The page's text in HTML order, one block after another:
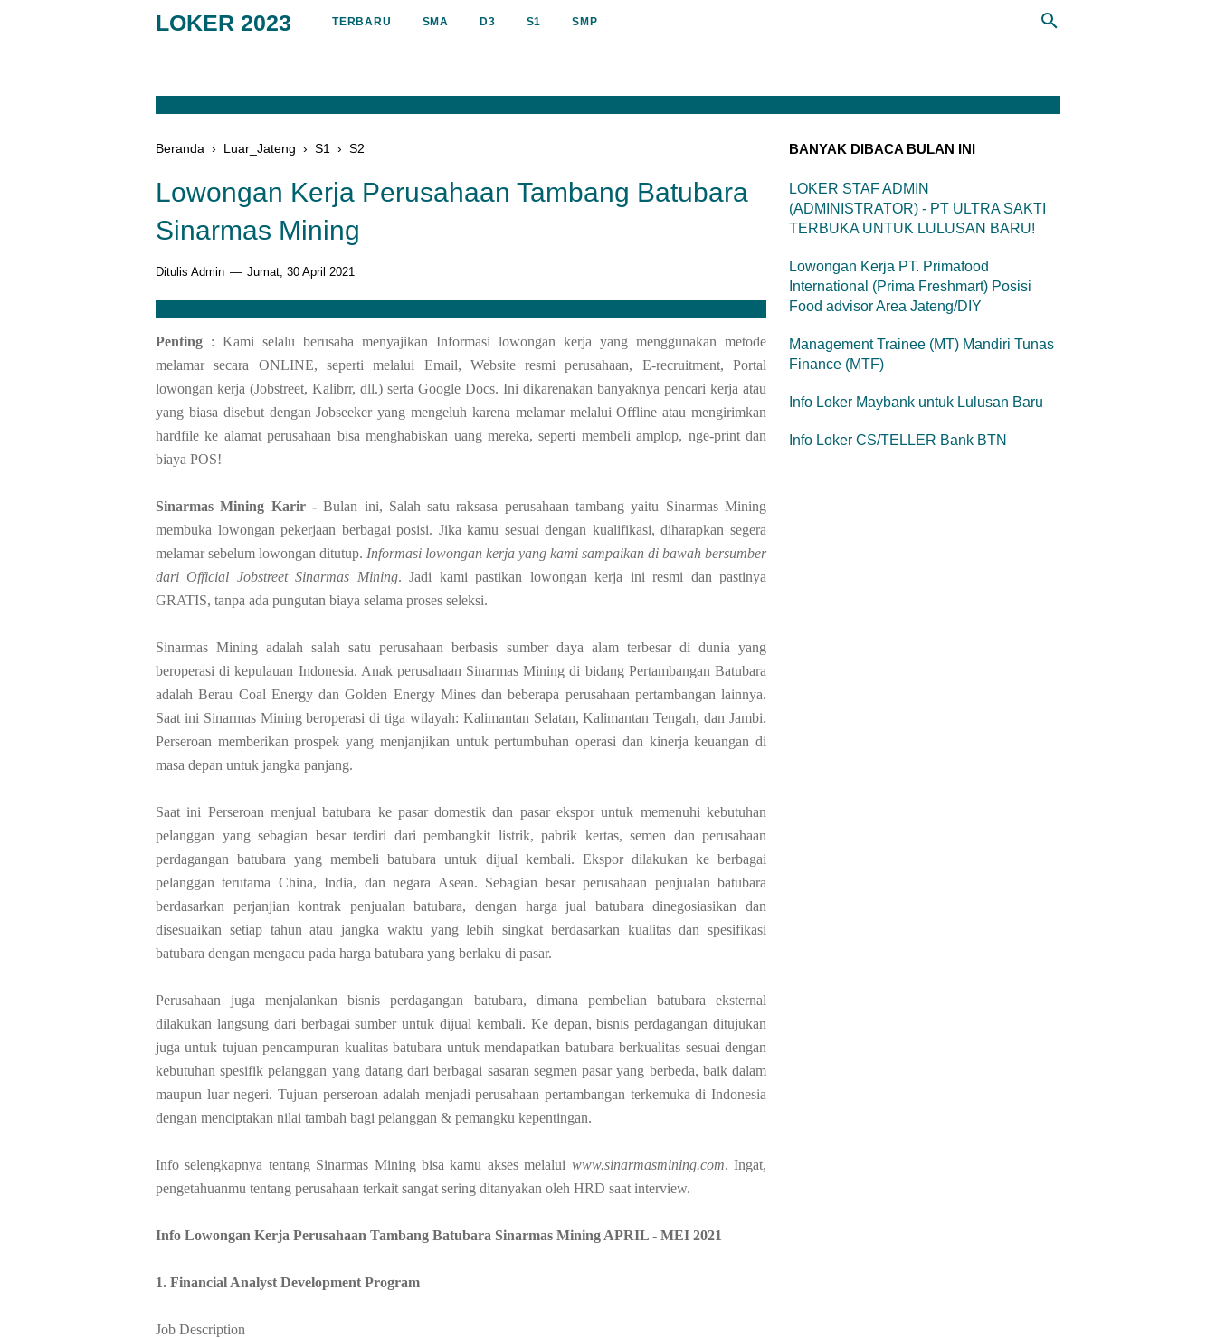
LOKER 2023 TERBARU SMA D3 S1 SMP
Beranda › Luar_Jateng › S1 › S2
Lowongan Kerja Perusahaan Tambang Batubara
Sinarmas Mining
Ditulis Admin Jumat, 30 April 2021
Penting : Kami selalu berusaha menyajikan Informasi lowongan kerja yang menggunakan metode
melamar secara ONLINE, seperti melalui Email, Website resmi perusahaan, E-recruitment, Portal
lowongan kerja (Jobstreet, Kalibrr, dll.) serta Google Docs. Ini dikarenakan banyaknya pencari kerja atau
yang biasa disebut dengan Jobseeker yang mengeluh karena melamar melalui Offline atau mengirimkan
hardfile ke alamat perusahaan bisa menghabiskan uang mereka, seperti membeli amplop, nge-print dan
biaya POS!
Sinarmas Mining Karir -Bulan ini, Salah satu raksasa perusahaan tambang yaitu Sinarmas Mining
membuka lowongan pekerjaan berbagai posisi. Jika kamu sesuai dengan kualifikasi, diharapkan segera
melamar sebelum lowongan ditutup. Informasi lowongan kerja yang kami sampaikan di bawah bersumber
dari Official Jobstreet Sinarmas Mining. Jadi kami pastikan lowongan kerja ini resmi dan pastinya
GRATIS, tanpa ada pungutan biaya selama proses seleksi.
Sinarmas Mining adalah salah satu perusahaan berbasis sumber daya alam terbesar di dunia yang
beroperasi di kepulauan Indonesia. Anak perusahaan Sinarmas Mining di bidang Pertambangan Batubara
adalah Berau Coal Energy dan Golden Energy Mines dan beberapa perusahaan pertambangan lainnya.
Saat ini Sinarmas Mining beroperasi di tiga wilayah: Kalimantan Selatan, Kalimantan Tengah, dan Jambi.
Perseroan memberikan prospek yang menjanjikan untuk pertumbuhan operasi dan kinerja keuangan di
masa depan untuk jangka panjang.
Saat ini Perseroan menjual batubara ke pasar domestik dan pasar ekspor untuk memenuhi kebutuhan
pelanggan yang sebagian besar terdiri dari pembangkit listrik, pabrik kertas, semen dan perusahaan
perdagangan batubara yang membeli batubara untuk dijual kembali. Ekspor dilakukan ke berbagai
pelanggan terutama China, India, dan negara Asean. Sebagian besar perusahaan penjualan batubara
berdasarkan perjanjian kontrak penjualan batubara, dengan harga jual batubara dinegosiasikan dan
disesuaikan setiap tahun atau jangka waktu yang lebih singkat berdasarkan kualitas dan spesifikasi
batubara dengan mengacu pada harga batubara yang berlaku di pasar.
Perusahaan juga menjalankan bisnis perdagangan batubara, dimana pembelian batubara eksternal
dilakukan langsung dari berbagai sumber untuk dijual kembali. Ke depan, bisnis perdagangan ditujukan
juga untuk tujuan pencampuran kualitas batubara untuk mendapatkan batubara berkualitas sesuai dengan
kebutuhan spesifik pelanggan yang datang dari berbagai sasaran segmen pasar yang berbeda, baik dalam
maupun luar negeri. Tujuan perseroan adalah menjadi perusahaan pertambangan terkemuka di Indonesia
dengan menciptakan nilai tambah bagi pelanggan & pemangku kepentingan.
Info selengkapnya tentang Sinarmas Mining bisa kamu akses melalui www.sinarmasmining.com. Ingat,
pengetahuanmu tentang perusahaan terkait sangat sering ditanyakan oleh HRD saat interview.
Info Lowongan Kerja Perusahaan Tambang Batubara Sinarmas Mining APRIL - MEI 2021
1. Financial Analyst Development Program
Job Description
BANYAK DIBACA BULAN INI
LOKER STAF ADMIN
(ADMINISTRATOR) - PT ULTRA SAKTI
TERBUKA UNTUK LULUSAN BARU!
Lowongan Kerja PT. Primafood
International (Prima Freshmart) Posisi
Food advisor Area Jateng/DIY
Management Trainee (MT) Mandiri Tunas
Finance (MTF)
Info Loker Maybank untuk Lulusan Baru
Info Loker CS/TELLER Bank BTN